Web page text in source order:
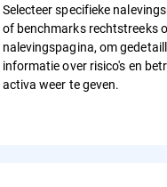
Selecteer specifieke
of benchmarks rechtstreeks
nalevingspagina, om
informatie over risico's en
activa weer te geven.